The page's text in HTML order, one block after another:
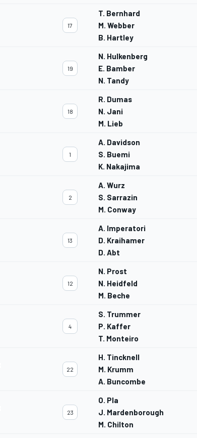
17
T. Bernhard
M. Webber
B. Hartley
19
N. Hulkenberg
E. Bamber
N. Tandy
18
R. Dumas
N. Jani
M. Lieb
1
A. Davidson
S. Buemi
K. Nakajima
2
A. Wurz
S. Sarrazin
M. Conway
13
A. Imperatori
D. Kraihamer
D. Abt
12
N. Prost
N. Heidfeld
M. Beche
4
S. Trummer
P. Kaffer
T. Monteiro
22
H. Tincknell
M. Krumm
A. Buncombe
23
O. Pla
J. Mardenborough
M. Chilton